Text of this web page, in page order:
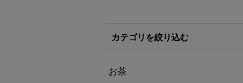
カテゴリを絞り込む
お茶